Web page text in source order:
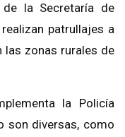
la Secretaría de
patrullajes a
las zonas rurales de
la Policía
son diversas, como